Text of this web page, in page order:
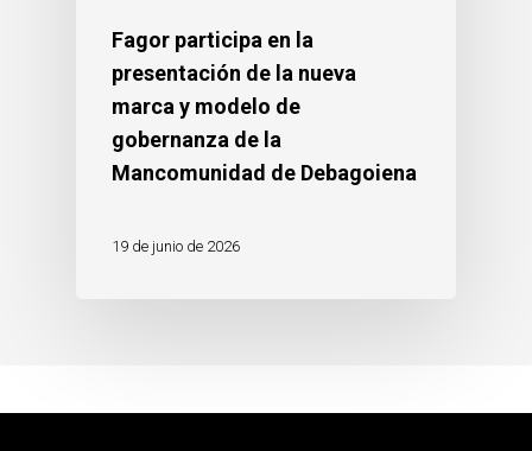
Fagor participa en la
presentación de la nueva
marca y modelo de
gobernanza de la
Mancomunidad de Debagoiena
19 de junio de 2026